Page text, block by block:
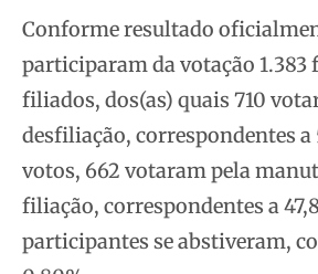
Conforme resultado
participaram da votação 1.383
filiados, dos(as) quais 710
desfiliação, correspondentes a
votos, 662 votaram pela
filiação, correspondentes a
participantes se abstiveram,